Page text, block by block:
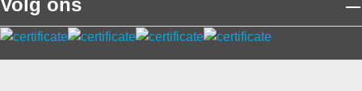
Volg ons